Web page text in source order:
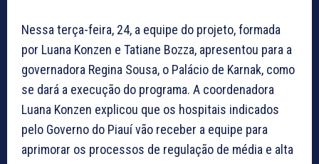
Nessa terça-feira, 24, a equipe do projeto, formada
por Luana Konzen e Tatiane Bozza, apresentou para a
governadora Regina Sousa, o Palácio de Karnak, como
se dará a execução do programa. A coordenadora
Luana Konzen explicou que os hospitais indicados
pelo Governo do Piauí vão receber a equipe para
aprimorar os processos de regulação de média e alta